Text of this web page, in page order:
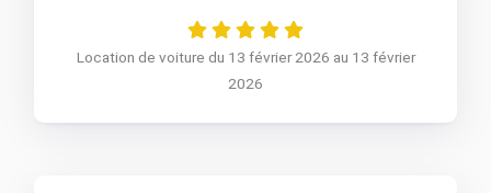
Location de voiture du 13 février 2026 au 13 février
2026